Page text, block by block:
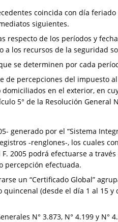
coincida con día
siguientes.
respecto de los períodos y
a los recursos de la seguridad
se determinen por cada
de percepciones del impuesto
en el exterior, en
5° de la Resolución General
generado por el “Sistema
-renglones-, los cuales
2005 podrá efectuarse a través
percepción efectuada.
un “Certificado Global”
(desde el día 1 al 15
N° 3.873, N° 4.199 y N°